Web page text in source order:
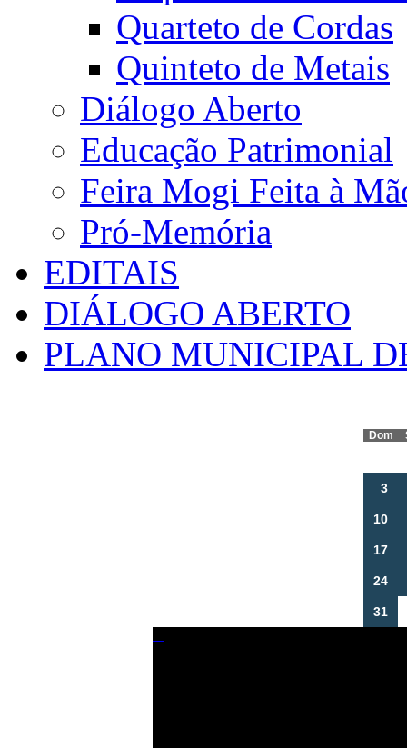
Quarteto de Cordas
Quinteto de Metais
Diálogo Aberto
Educação Patrimonial
Feira Mogi Feita à
Pró-Memória
EDITAIS
DIÁLOGO ABERTO
PLANO MUNICIPAL
Dom
3
10
17
24
31